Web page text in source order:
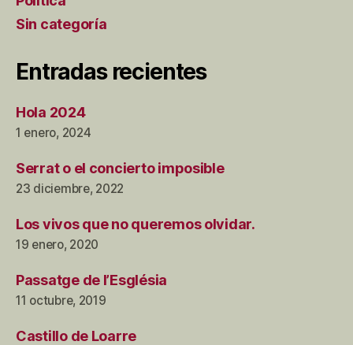
Sin categoría
Entradas recientes
Hola 2024
1 enero, 2024
Serrat o el concierto imposible
23 diciembre, 2022
Los vivos que no queremos olvidar.
19 enero, 2020
Passatge de l’Església
11 octubre, 2019
Castillo de Loarre